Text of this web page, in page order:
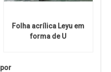
Folha acrílica Leyu em
forma de U